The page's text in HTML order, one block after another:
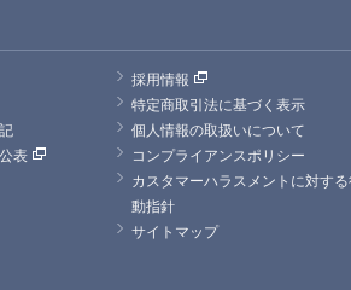
採用情報
特定商取引法に基づく表示
個人情報の取扱いについて
表
コンプライアンスポリシー
カスタマーハラスメントに対す
動指針
サイトマップ